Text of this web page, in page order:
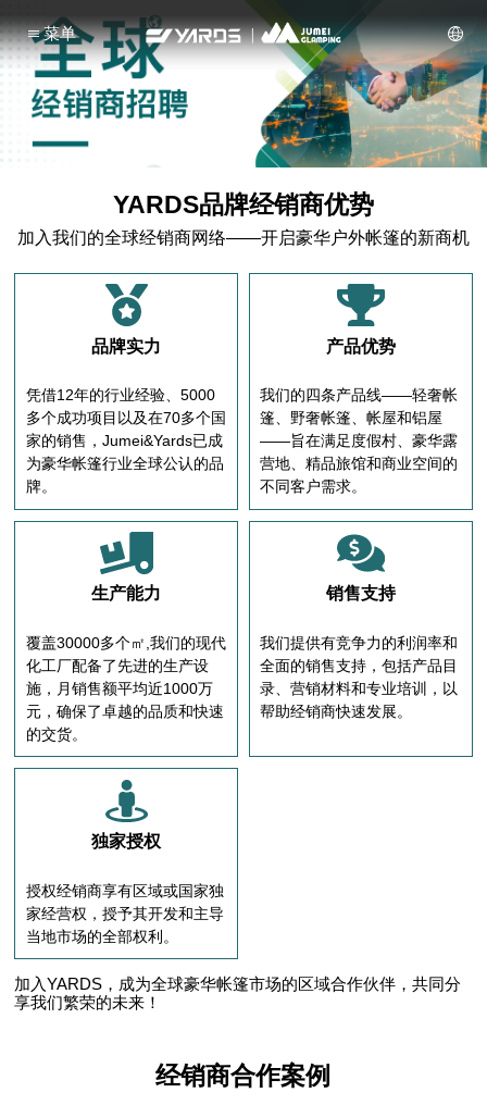
菜单
YARDS品牌经销商优势
加入我们的全球经销商网络——开启豪华户外帐篷的新商机
品牌实力
凭借12年的行业经验、5000
多个成功项目以及在70多个国
家的销售，Jumei&Yards已成
为豪华帐篷行业全球公认的品
牌。
产品优势
我们的四条产品线——轻奢帐
篷、野奢帐篷、帐屋和铝屋
——旨在满足度假村、豪华露
营地、精品旅馆和商业空间的
不同客户需求。
生产能力
覆盖30000多个㎡,我们的现代
化工厂配备了先进的生产设
施，月销售额平均近1000万
元，确保了卓越的品质和快速
的交货。
销售支持
我们提供有竞争力的利润率和
全面的销售支持，包括产品目
录、营销材料和专业培训，以
帮助经销商快速发展。
独家授权
授权经销商享有区域或国家独
家经营权，授予其开发和主导
当地市场的全部权利。
加入YARDS，成为全球豪华帐篷市场的区域合作伙伴，共同分
享我们繁荣的未来！
经销商合作案例